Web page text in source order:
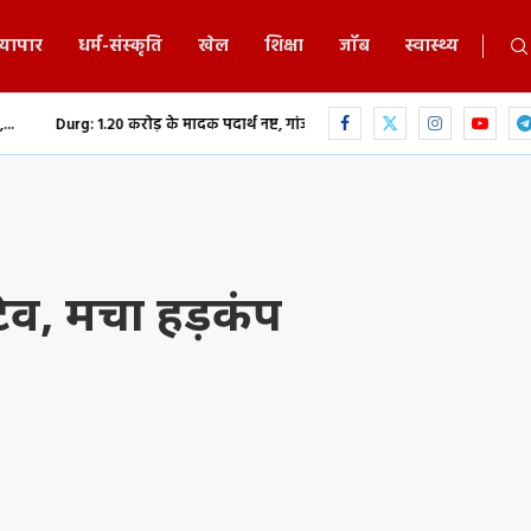
धर्म-संस्कृति खेल शिक्षा जॉब स्वास्थ्य
के मादक पदार्थ नष्ट, गांजा-हेरोइन समेत नशीली दवाओं... छत्तीसगढ़ में
मचा हड़कंप